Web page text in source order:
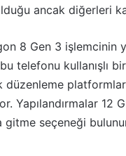
ancak diğerleri
8 Gen 3 işlemcinin
telefonu kullanışlı
düzenleme
Yapılandırmalar 12
seçeneği